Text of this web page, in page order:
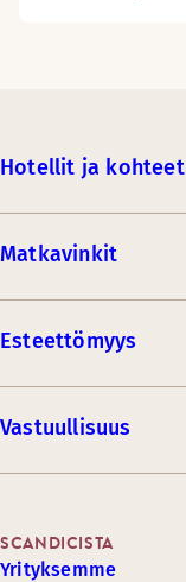
Hotellit ja kohteet
Matkavinkit
Esteettömyys
Vastuullisuus
SCANDICISTA
Yrityksemme